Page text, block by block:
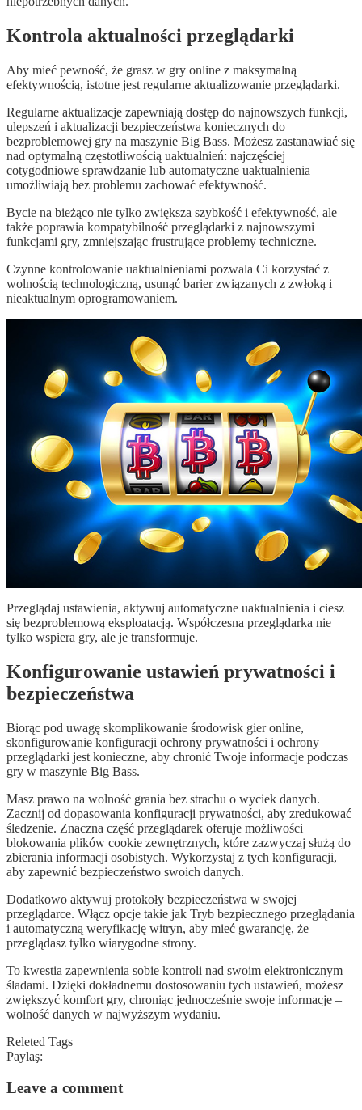
Kontrola aktualności przeglądarki
Aby mieć pewność, że grasz w gry online z maksymalną
efektywnością, istotne jest regularne aktualizowanie przeglądarki.
Regularne aktualizacje zapewniają dostęp do najnowszych funkcji,
ulepszeń i aktualizacji bezpieczeństwa koniecznych do
bezproblemowej gry na maszynie Big Bass. Możesz zastanawiać się
nad optymalną częstotliwością uaktualnień: najczęściej
cotygodniowe sprawdzanie lub automatyczne uaktualnienia
umożliwiają bez problemu zachować efektywność.
Bycie na bieżąco nie tylko zwiększa szybkość i efektywność, ale
także poprawia kompatybilność przeglądarki z najnowszymi
funkcjami gry, zmniejszając frustrujące problemy techniczne.
Czynne kontrolowanie uaktualnieniami pozwala Ci korzystać z
wolnością technologiczną, usunąć barier związanych z zwłoką i
nieaktualnym oprogramowaniem.
Przeglądaj ustawienia, aktywuj automatyczne uaktualnienia i ciesz
się bezproblemową eksploatacją. Współczesna przeglądarka nie
tylko wspiera gry, ale je transformuje.
Konfigurowanie ustawień prywatności i
bezpieczeństwa
Biorąc pod uwagę skomplikowanie środowisk gier online,
skonfigurowanie konfiguracji ochrony prywatności i ochrony
przeglądarki jest konieczne, aby chronić Twoje informacje podczas
gry w maszynie Big Bass.
Masz prawo na wolność grania bez strachu o wyciek danych.
Zacznij od dopasowania konfiguracji prywatności, aby zredukować
śledzenie. Znaczna część przeglądarek oferuje możliwości
blokowania plików cookie zewnętrznych, które zazwyczaj służą do
zbierania informacji osobistych. Wykorzystaj z tych konfiguracji,
aby zapewnić bezpieczeństwo swoich danych.
Dodatkowo aktywuj protokoły bezpieczeństwa w swojej
przeglądarce. Włącz opcje takie jak Tryb bezpiecznego przeglądania
i automatyczną weryfikację witryn, aby mieć gwarancję, że
przeglądasz tylko wiarygodne strony.
To kwestia zapewnienia sobie kontroli nad swoim elektronicznym
śladami. Dzięki dokładnemu dostosowaniu tych ustawień, możesz
zwiększyć komfort gry, chroniąc jednocześnie swoje informacje –
wolność danych w najwyższym wydaniu.
Releted Tags
Paylaş:
Leave a comment